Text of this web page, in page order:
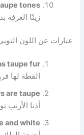
tones.
زينّا الغرفة
عبارات عن اللون
taupe fur.
القطة لها
are taupe.
أذنا الأرنب
and white.